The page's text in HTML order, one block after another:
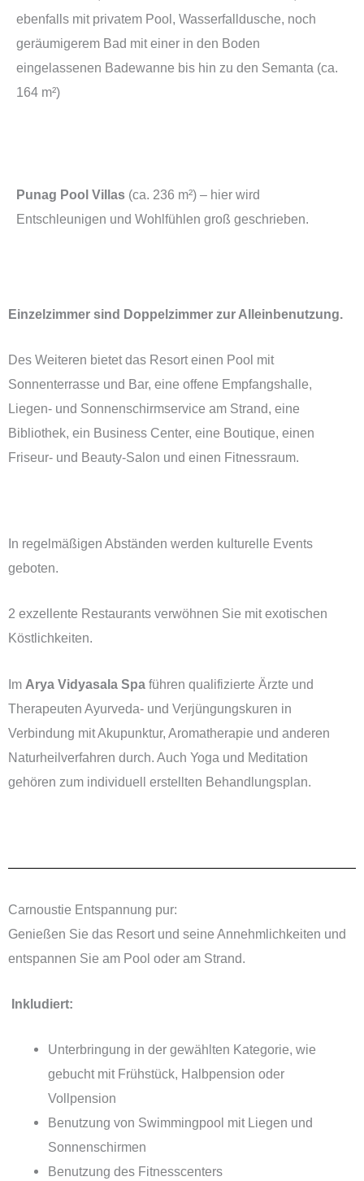
ebenfalls mit privatem Pool, Wasserfalldusche, noch
geräumigerem Bad mit einer in den Boden
eingelassenen Badewanne bis hin zu den Semanta (ca.
164 m²)
Punag Pool Villas (ca. 236 m²) – hier wird
Entschleunigen und Wohlfühlen groß geschrieben.
Einzelzimmer sind Doppelzimmer zur Alleinbenutzung.
Des Weiteren bietet das Resort einen Pool mit
Sonnenterrasse und Bar, eine offene Empfangshalle,
Liegen- und Sonnenschirmservice am Strand, eine
Bibliothek, ein Business Center, eine Boutique, einen
Friseur- und Beauty-Salon und einen Fitnessraum.
In regelmäßigen Abständen werden kulturelle Events
geboten.
2 exzellente Restaurants verwöhnen Sie mit exotischen
Köstlichkeiten.
Im Arya Vidyasala Spa führen qualifizierte Ärzte und
Therapeuten Ayurveda- und Verjüngungskuren in
Verbindung mit Akupunktur, Aromatherapie und anderen
Naturheilverfahren durch. Auch Yoga und Meditation
gehören zum individuell erstellten Behandlungsplan.
Carnoustie Entspannung pur:
Genießen Sie das Resort und seine Annehmlichkeiten und
entspannen Sie am Pool oder am Strand.
Inkludiert:
Unterbringung in der gewählten Kategorie, wie
gebucht mit Frühstück, Halbpension oder
Vollpension
Benutzung von Swimmingpool mit Liegen und
Sonnenschirmen
Benutzung des Fitnesscenters